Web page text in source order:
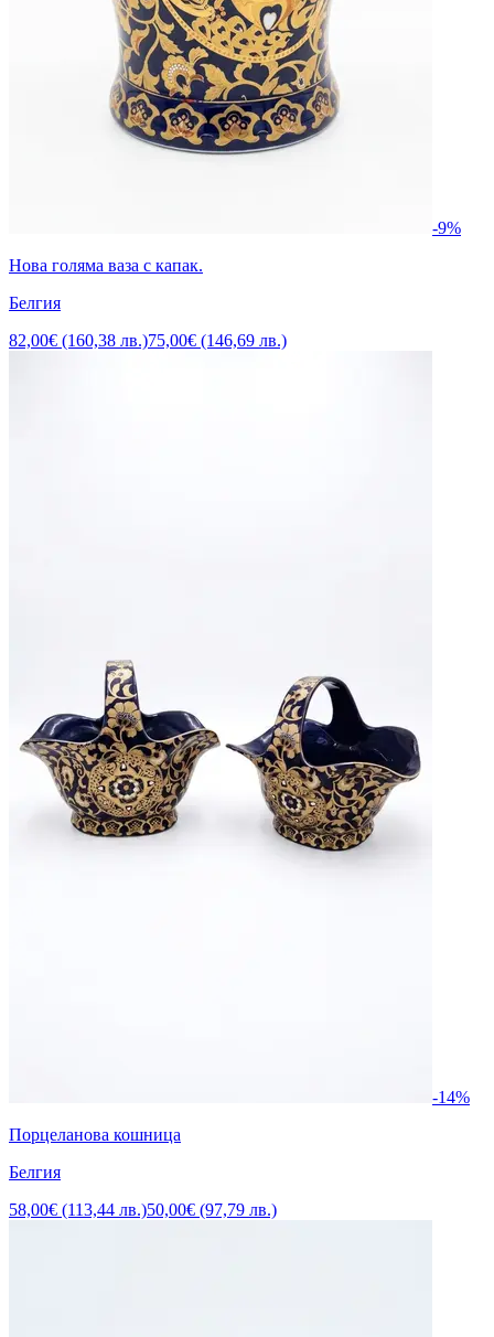
-9%
Нова голяма ваза с капак.
Белгия
82,00€ (160,38 лв.)75,00€ (146,69 лв.)
-14%
Порцеланова кошница
Белгия
58,00€ (113,44 лв.)50,00€ (97,79 лв.)